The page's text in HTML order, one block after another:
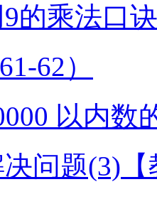
的乘法口
62）
以内数
问题(3)